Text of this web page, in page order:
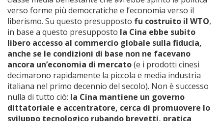
verso forme più democratiche e l’economia verso il
liberismo. Su questo presupposto fu costruito il WTO,
in base a questo presupposto la Cina ebbe subito
libero accesso al commercio globale sulla fiducia,
anche se le condizioni di base non ne facevano
ancora un’economia di mercato(e i prodotti cinesi
decimarono rapidamente la piccola e media industria
italiana nel primo decennio del secolo). Non è successo
nulla di tutto ciò: la Cina mantiene un governo
dittatoriale e accentratore, cerca di promuovere lo
sviluppo tecnologico rubando brevetti, pratica